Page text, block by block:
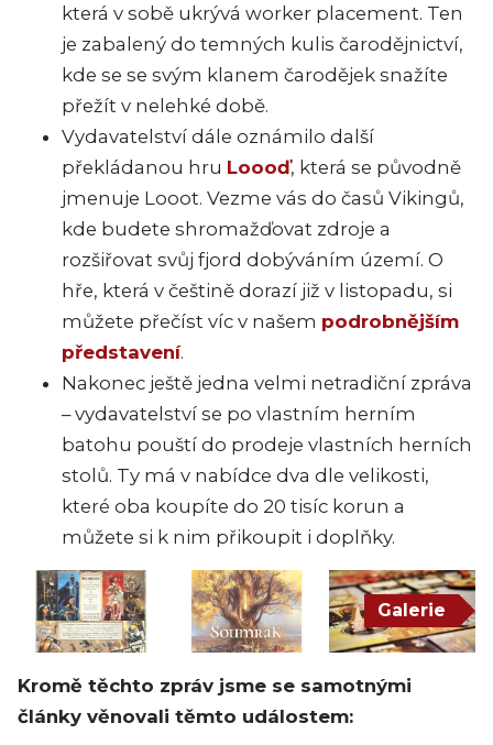
která v sobě ukrývá worker placement. Ten
je zabalený do temných kulis čarodějnictví,
kde se se svým klanem čarodějek snažíte
přežít v nelehké době.
Vydavatelství dále oznámilo další
překládanou hru Loooď, která se původně
jmenuje Looot. Vezme vás do časů Vikingů,
kde budete shromažďovat zdroje a
rozšiřovat svůj fjord dobýváním území. O
hře, která v češtině dorazí již v listopadu, si
můžete přečíst víc v našem podrobnějším
představení.
Nakonec ještě jedna velmi netradiční zpráva
– vydavatelství se po vlastním herním
batohu pouští do prodeje vlastních herních
stolů. Ty má v nabídce dva dle velikosti,
které oba koupíte do 20 tisíc korun a
můžete si k nim přikoupit i doplňky.
Galerie
Kromě těchto zpráv jsme se samotnými
články věnovali těmto událostem: